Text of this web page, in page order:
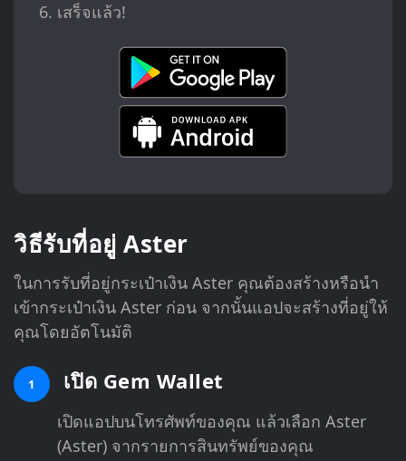
เสร็จแล้ว!
วิธีรับที่อยู่ Aster
ในการรับที่อยู่กระเป๋าเงิน Aster คุณต้องสร้างหรือนำ
เข้ากระเป๋าเงิน Aster ก่อน จากนั้นแอปจะสร้างที่อยู่ให้
คุณโดยอัตโนมัติ
1 เปิด Gem Wallet
เปิดแอปบนโทรศัพท์ของคุณ แล้วเลือก Aster
(Aster) จากรายการสินทรัพย์ของคุณ